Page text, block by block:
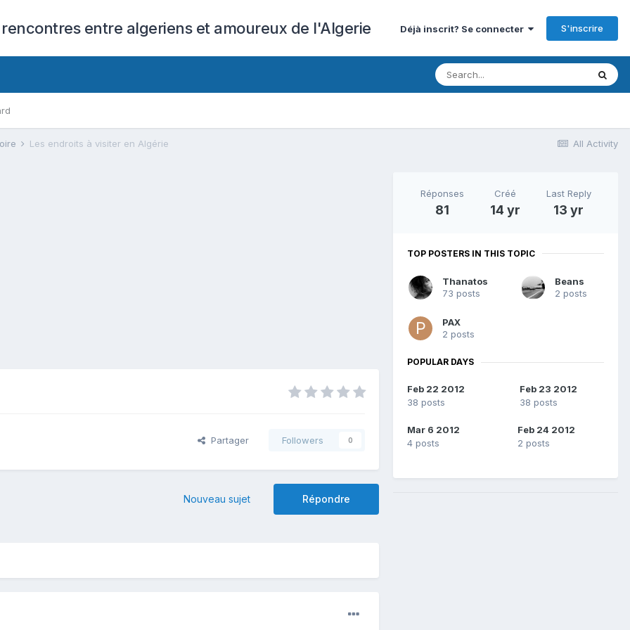
entre algeriens et amoureux de l'Algerie Déjà inscrit? Se connecter S'inscrire
All Activity
Les endroits à visiter en Algérie
Partager Followers 0
Répondre
Nouveau sujet
Réponses
81
Créé
14 yr
Last Reply
13 yr
TOP POSTERS IN THIS TOPIC
Thanatos
73 posts
Beans
2 posts
PAX
2 posts
POPULAR DAYS
Feb 22 2012
38 posts
Feb 23 2012
38 posts
Mar 6 2012
4 posts
Feb 24 2012
2 posts